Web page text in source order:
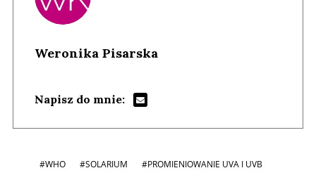
Weronika Pisarska
Napisz do mnie:
#WHO #SOLARIUM #PROMIENIOWANIE UVA I UVB